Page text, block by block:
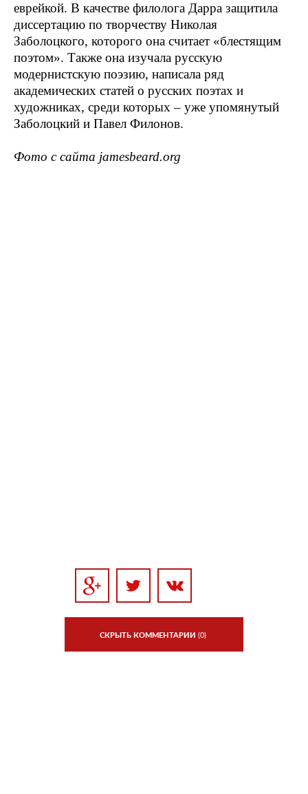
еврейкой. В качестве филолога Дарра защитила
диссертацию по творчеству Николая
Заболоцкого, которого она считает «блестящим
поэтом». Также она изучала русскую
модернистскую поэзию, написала ряд
академических статей о русских поэтах и
художниках, среди которых – уже упомянутый
Заболоцкий и Павел Филонов.
Фото с сайта jamesbeard.org
СКРЫТЬ КОММЕНТАРИИ (0)